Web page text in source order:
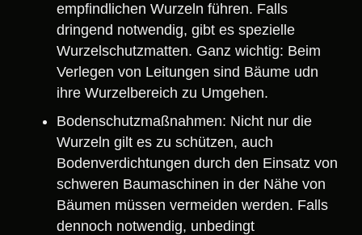
empfindlichen Wurzeln führen. Falls
dringend notwendig, gibt es spezielle
Wurzelschutzmatten. Ganz wichtig: Beim
Verlegen von Leitungen sind Bäume udn
ihre Wurzelbereich zu Umgehen.
Bodenschutzmaßnahmen: Nicht nur die
Wurzeln gilt es zu schützen, auch
Bodenverdichtungen durch den Einsatz von
schweren Baumaschinen in der Nähe von
Bäumen müssen vermeiden werden. Falls
dennoch notwendig, unbedingt